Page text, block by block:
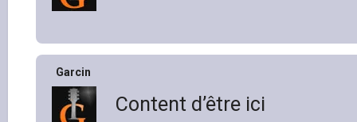
Garcin
Content d’être ici